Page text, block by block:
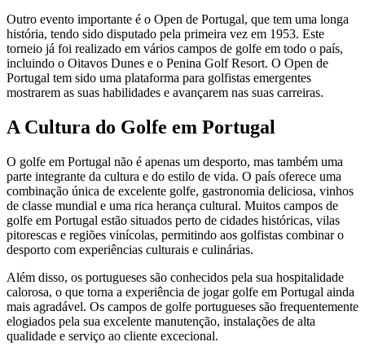
Outro evento importante é o Open de Portugal, que tem uma longa
história, tendo sido disputado pela primeira vez em 1953. Este
torneio já foi realizado em vários campos de golfe em todo o país,
incluindo o Oitavos Dunes e o Penina Golf Resort. O Open de
Portugal tem sido uma plataforma para golfistas emergentes
mostrarem as suas habilidades e avançarem nas suas carreiras.
A Cultura do Golfe em Portugal
O golfe em Portugal não é apenas um desporto, mas também uma
parte integrante da cultura e do estilo de vida. O país oferece uma
combinação única de excelente golfe, gastronomia deliciosa, vinhos
de classe mundial e uma rica herança cultural. Muitos campos de
golfe em Portugal estão situados perto de cidades históricas, vilas
pitorescas e regiões vinícolas, permitindo aos golfistas combinar o
desporto com experiências culturais e culinárias.
Além disso, os portugueses são conhecidos pela sua hospitalidade
calorosa, o que torna a experiência de jogar golfe em Portugal ainda
mais agradável. Os campos de golfe portugueses são frequentemente
elogiados pela sua excelente manutenção, instalações de alta
qualidade e serviço ao cliente excecional.